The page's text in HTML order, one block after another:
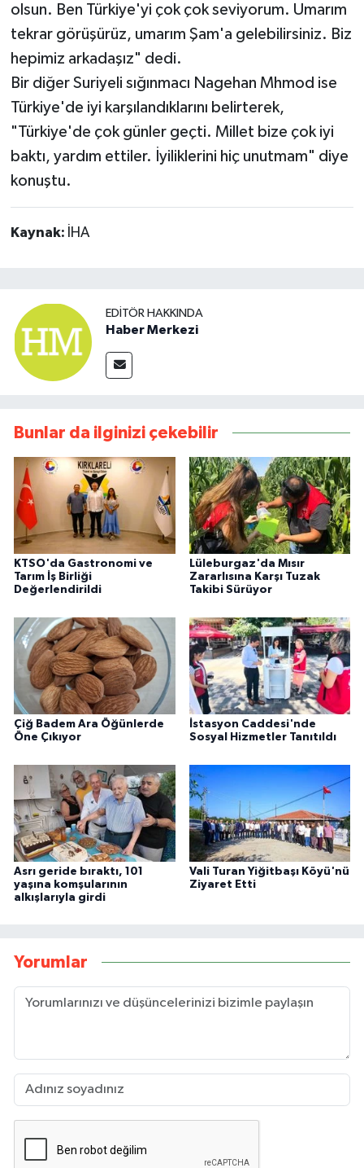
olsun. Ben Türkiye'yi çok çok seviyorum. Umarım
tekrar görüşürüz, umarım Şam'a gelebilirsiniz. Biz
hepimiz arkadaşız" dedi.
Bir diğer Suriyeli sığınmacı Nagehan Mhmod ise
Türkiye'de iyi karşılandıklarını belirterek,
"Türkiye'de çok günler geçti. Millet bize çok iyi
baktı, yardım ettiler. İyiliklerini hiç unutmam" diye
konuştu.
Kaynak: İHA
EDITÖR HAKKINDA
Haber Merkezi
Bunlar da ilginizi çekebilir
KTSO'da Gastronomi ve
Tarım İş Birliği
Değerlendirildi
Lüleburgaz'da Mısır
Zararlısına Karşı Tuzak
Takibi Sürüyor
Çiğ Badem Ara Öğünlerde
Öne Çıkıyor
İstasyon Caddesi'nde
Sosyal Hizmetler Tanıtıldı
Asrı geride bıraktı, 101
yaşına komşularının
alkışlarıyla girdi
Vali Turan Yiğitbaşı Köyü'nü
Ziyaret Etti
Yorumlar